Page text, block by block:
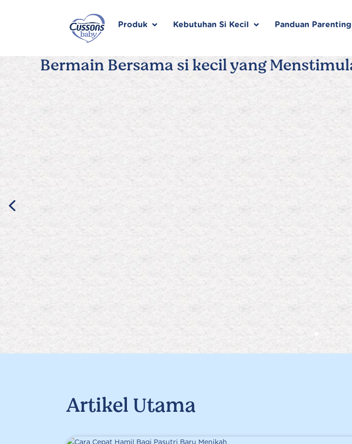
Produk Kebutuhan Si Kecil Panduan Parenting
Bermain Bersama si kecil yang
Artikel Utama